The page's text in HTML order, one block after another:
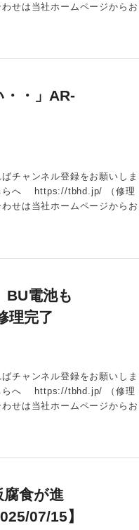
せは当社ホームページからお
・」AR-
チャンネル登録をお願いしま
らへ https://tbhd.jp/ （修理
せは当社ホームページからお
BU電池も
理完了
チャンネル登録をお願いしま
らへ https://tbhd.jp/ （修理
せは当社ホームページからお
食が進
07/15】